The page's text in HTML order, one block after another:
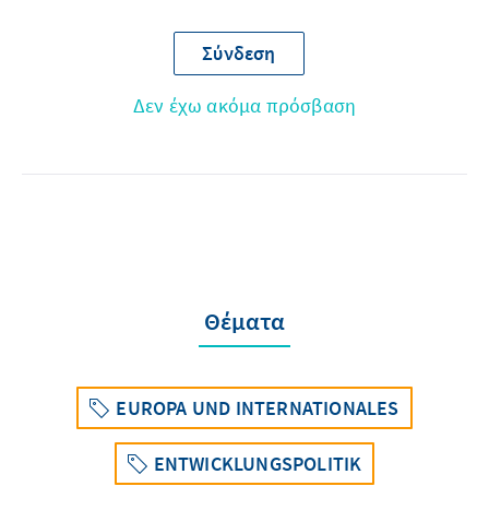
Σύνδεση
Δεν έχω ακόμα πρόσβαση
Θέματα
EUROPA UND INTERNATIONALES
ENTWICKLUNGSPOLITIK